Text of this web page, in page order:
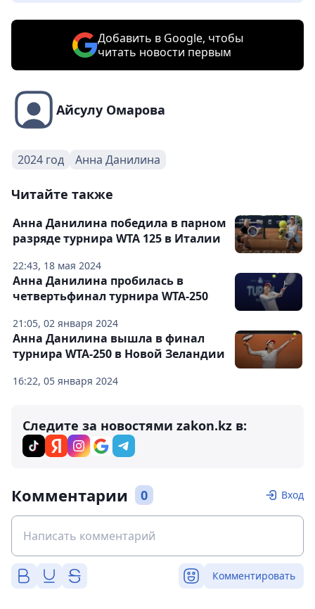
Добавить в Google, чтобы
читать новости первым
Айсулу Омарова
2024 год Анна Данилина
Читайте также
22:43, 18 мая 2024
Анна Данилина победила в парном
разряде турнира WTA 125 в Италии
21:05, 02 января 2024
Анна Данилина пробилась в
четвертьфинал турнира WTA-250
16:22, 05 января 2024
Анна Данилина вышла в финал
турнира WTA-250 в Новой Зеландии
Следите за новостями zakon.kz в:
Комментарии 0 Вход
Комментировать